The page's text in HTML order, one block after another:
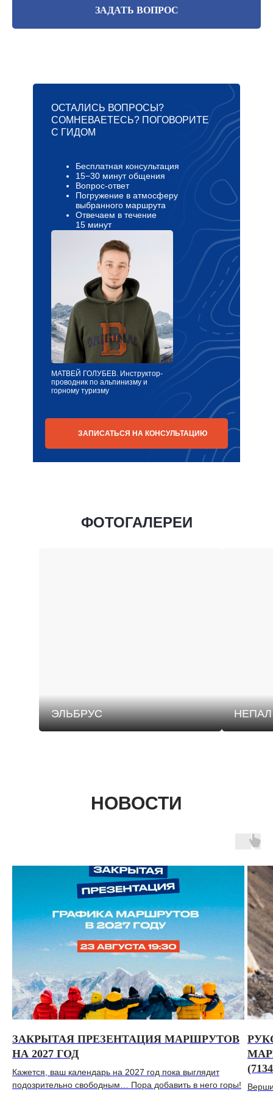
ЗАДАТЬ ВОПРОС
АЛЕКСАНДР ВАРЛАШКИН.
Инструктор-проводник по
альпинизму и горному туризму
ОСТАЛИСЬ ВОПРОСЫ?
СОМНЕВАЕТЕСЬ? ПОГОВОРИТЕ
С ГИДОМ
Бесплатная консультация
15−30 минут общения
Вопрос-ответ
Погружение в атмосферу
выбранного маршрута
Отвечаем в течение
15 минут
ЗАПИСАТЬСЯ НА КОНСУЛЬТАЦИЮ
ФОТОГАЛЕРЕИ
ЭЛЬБРУС НЕПАЛ
НОВОСТИ
ЗАКРЫТАЯ ПРЕЗЕНТАЦИЯ МАРШРУТОВ
НА 2027 ГОД
Кажется, ваш календарь на 2027 год пока выглядит
подозрительно свободным… Пора добавить в него горы!